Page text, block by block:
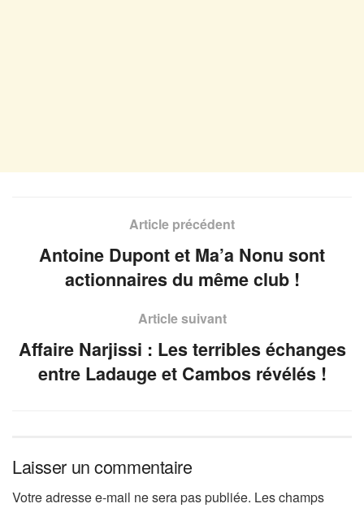
Article précédent
Antoine Dupont et Ma’a Nonu sont
actionnaires du même club !
Article suivant
Affaire Narjissi : Les terribles échanges
entre Ladauge et Cambos révélés !
Laisser un commentaire
Votre adresse e-mail ne sera pas publiée. Les champs